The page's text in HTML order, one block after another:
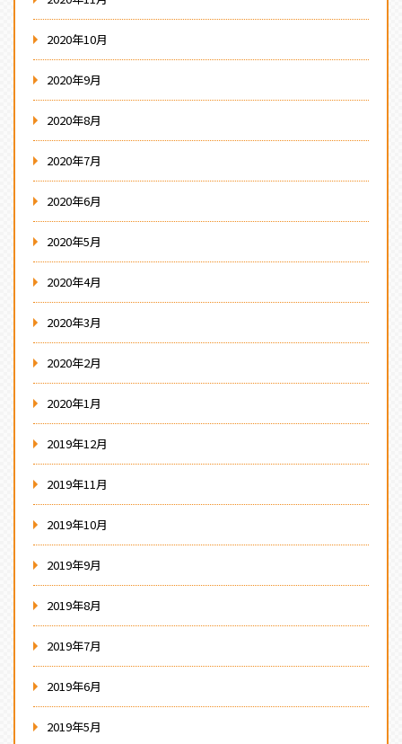
2020年10月
2020年9月
2020年8月
2020年7月
2020年6月
2020年5月
2020年4月
2020年3月
2020年2月
2020年1月
2019年12月
2019年11月
2019年10月
2019年9月
2019年8月
2019年7月
2019年6月
2019年5月